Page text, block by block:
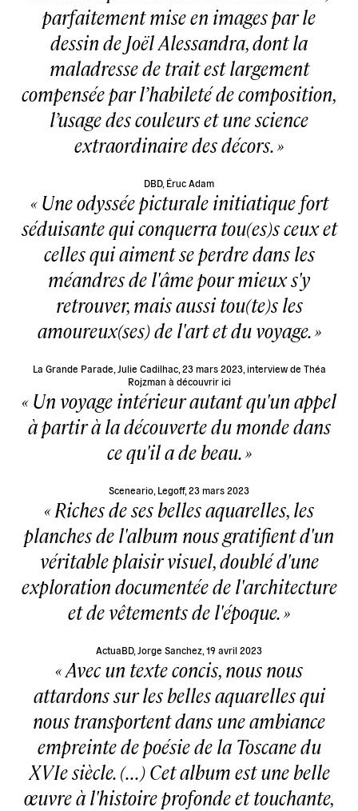
parfaitement mise en images par le
dessin de Joël Alessandra, dont la
maladresse de trait est largement
compensée par l’habileté de composition,
l’usage des couleurs et une science
extraordinaire des décors.
DBD, Éruc Adam
Une odyssée picturale initiatique fort
séduisante qui conquerra tou(es)s ceux et
celles qui aiment se perdre dans les
méandres de l'âme pour mieux s'y
retrouver, mais aussi tou(te)s les
amoureux(ses) de l'art et du voyage.
La Grande Parade, Julie Cadilhac, 23 mars 2023, interview de Théa
Rojzman à découvrir ici
Un voyage intérieur autant qu'un appel
à partir à la découverte du monde dans
ce qu'il a de beau.
Sceneario , Legoff, 23 mars 2023
Riches de ses belles aquarelles, les
planches de l'album nous gratifient d'un
véritable plaisir visuel, doublé d'une
exploration documentée de l'architecture
et de vêtements de l'époque.
ActuaBD, Jorge Sanchez, 19 avril 2023
Avec un texte concis, nous nous
attardons sur les belles aquarelles qui
nous transportent dans une ambiance
empreinte de poésie de la Toscane du
XVIe siècle. (...) Cet album est une belle
œuvre à l'histoire profonde et touchante,